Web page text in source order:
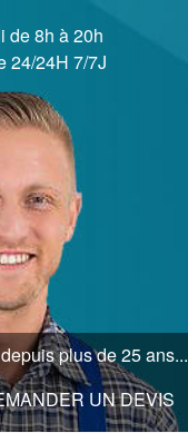
de 8h à 20h
24/24H 7/7J
plus de 25 ans...
UN DEVIS